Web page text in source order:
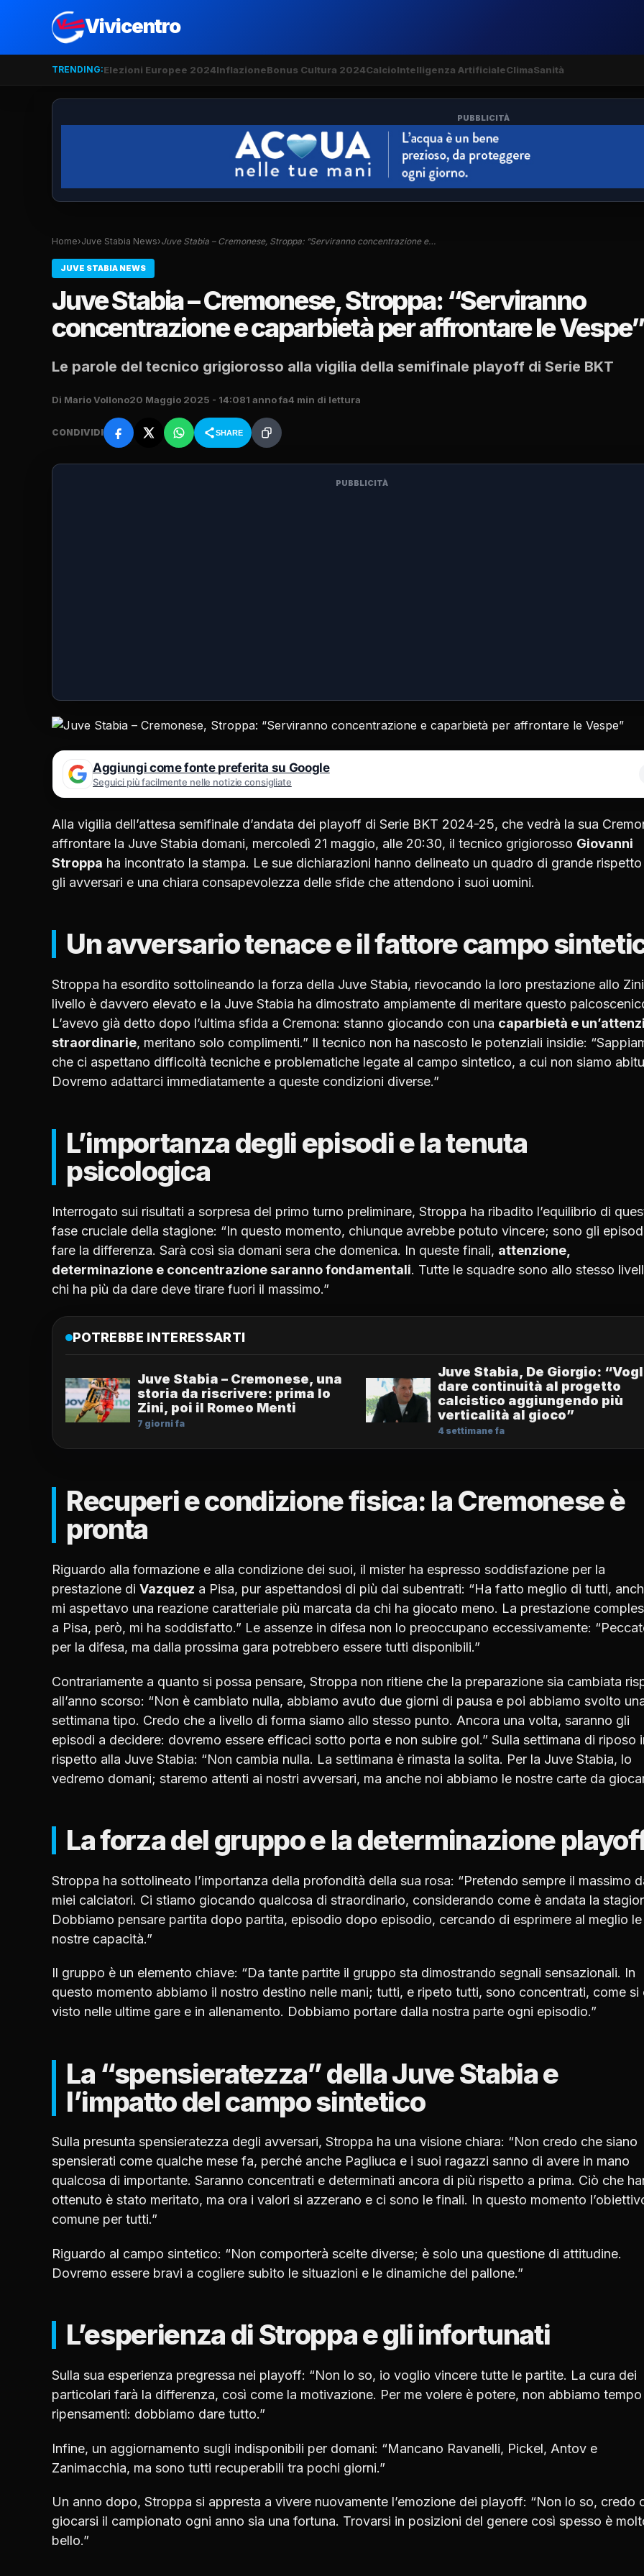
Vivicentro
TRENDING:Elezioni Europee 2024InflazioneBonus Cultura 2024CalcioIntelligenza ArtificialeClimaSanità
PUBBLICITÀ
Home›Juve Stabia News›Juve Stabia – Cremonese, Stroppa: “Serviranno concentrazione e…
JUVE STABIA NEWS
Juve Stabia – Cremonese, Stroppa: “Serviranno
concentrazione e caparbietà per affrontare le Vespe”
Le parole del tecnico grigiorosso alla vigilia della semifinale playoff di Serie BKT
Di Mario Vollono20 Maggio 2025 - 14:081 anno fa4 min di lettura
CONDIVIDI SHARE
PUBBLICITÀ
Aggiungi come fonte preferita su Google
Seguici più facilmente nelle notizie consigliate
Alla vigilia dell’attesa semifinale d’andata dei playoff di Serie BKT 2024-25, che vedrà la sua
affrontare la Juve Stabia domani, mercoledì 21 maggio, alle 20:30, il tecnico grigiorosso Giovanni
Stroppa ha incontrato la stampa. Le sue dichiarazioni hanno delineato un quadro di grande
gli avversari e una chiara consapevolezza delle sfide che attendono i suoi uomini.
Un avversario tenace e il fattore campo
Stroppa ha esordito sottolineando la forza della Juve Stabia, rievocando la loro prestazione allo
livello è davvero elevato e la Juve Stabia ha dimostrato ampiamente di meritare questo
L’avevo già detto dopo l’ultima sfida a Cremona: stanno giocando con una caparbietà e
straordinarie, meritano solo complimenti.” Il tecnico non ha nascosto le potenziali insidie:
che ci aspettano difficoltà tecniche e problematiche legate al campo sintetico, a cui non siamo
Dovremo adattarci immediatamente a queste condizioni diverse.”
L’importanza degli episodi e la tenuta
psicologica
Interrogato sui risultati a sorpresa del primo turno preliminare, Stroppa ha ribadito l’equilibrio di
fase cruciale della stagione: “In questo momento, chiunque avrebbe potuto vincere; sono gli
fare la differenza. Sarà così sia domani sera che domenica. In queste finali, attenzione,
determinazione e concentrazione saranno fondamentali. Tutte le squadre sono allo stesso
chi ha più da dare deve tirare fuori il massimo.”
POTREBBE INTERESSARTI
Juve Stabia – Cremonese, una
storia da riscrivere: prima lo
Zini, poi il Romeo Menti
7 giorni fa
Juve Stabia, De Giorgio:
dare continuità al progetto
calcistico aggiungendo più
verticalità al gioco”
4 settimane fa
Recuperi e condizione fisica: la Cremonese è
pronta
Riguardo alla formazione e alla condizione dei suoi, il mister ha espresso soddisfazione per la
prestazione di Vazquez a Pisa, pur aspettandosi di più dai subentrati: “Ha fatto meglio di tutti,
mi aspettavo una reazione caratteriale più marcata da chi ha giocato meno. La prestazione
a Pisa, però, mi ha soddisfatto.” Le assenze in difesa non lo preoccupano eccessivamente:
per la difesa, ma dalla prossima gara potrebbero essere tutti disponibili.”
Contrariamente a quanto si possa pensare, Stroppa non ritiene che la preparazione sia cambiata
all’anno scorso: “Non è cambiato nulla, abbiamo avuto due giorni di pausa e poi abbiamo svolto
settimana tipo. Credo che a livello di forma siamo allo stesso punto. Ancora una volta, saranno gli
episodi a decidere: dovremo essere efficaci sotto porta e non subire gol.” Sulla settimana di riposo
rispetto alla Juve Stabia: “Non cambia nulla. La settimana è rimasta la solita. Per la Juve Stabia, lo
vedremo domani; staremo attenti ai nostri avversari, ma anche noi abbiamo le nostre carte da
La forza del gruppo e la determinazione
Stroppa ha sottolineato l’importanza della profondità della sua rosa: “Pretendo sempre il massimo
miei calciatori. Ci stiamo giocando qualcosa di straordinario, considerando come è andata la
Dobbiamo pensare partita dopo partita, episodio dopo episodio, cercando di esprimere al meglio le
nostre capacità.”
Il gruppo è un elemento chiave: “Da tante partite il gruppo sta dimostrando segnali sensazionali. In
questo momento abbiamo il nostro destino nelle mani; tutti, e ripeto tutti, sono concentrati, come si
visto nelle ultime gare e in allenamento. Dobbiamo portare dalla nostra parte ogni episodio.”
La “spensieratezza” della Juve Stabia e
l’impatto del campo sintetico
Sulla presunta spensieratezza degli avversari, Stroppa ha una visione chiara: “Non credo che siano
spensierati come qualche mese fa, perché anche Pagliuca e i suoi ragazzi sanno di avere in mano
qualcosa di importante. Saranno concentrati e determinati ancora di più rispetto a prima. Ciò che
ottenuto è stato meritato, ma ora i valori si azzerano e ci sono le finali. In questo momento
comune per tutti.”
Riguardo al campo sintetico: “Non comporterà scelte diverse; è solo una questione di attitudine.
Dovremo essere bravi a cogliere subito le situazioni e le dinamiche del pallone.”
L’esperienza di Stroppa e gli infortunati
Sulla sua esperienza pregressa nei playoff: “Non lo so, io voglio vincere tutte le partite. La cura dei
particolari farà la differenza, così come la motivazione. Per me volere è potere, non abbiamo tempo
ripensamenti: dobbiamo dare tutto.”
Infine, un aggiornamento sugli indisponibili per domani: “Mancano Ravanelli, Pickel, Antov e
Zanimacchia, ma sono tutti recuperabili tra pochi giorni.”
Un anno dopo, Stroppa si appresta a vivere nuovamente l’emozione dei playoff: “Non lo so, credo
giocarsi il campionato ogni anno sia una fortuna. Trovarsi in posizioni del genere così spesso è
bello.”